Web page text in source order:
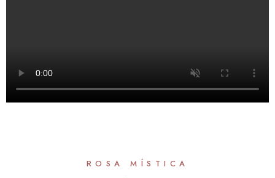
ROSA MÍSTICA